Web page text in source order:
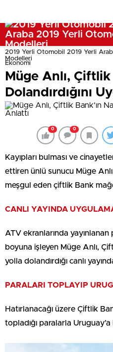
2019 Yerli Otomobil 2019 Yerli
Modelleri
Ekonomi
Müge Anlı, Çiftlik
Dolandırdığını
0 0
Kayıpları bulması ve
ettiren ünlü sunucu Müge
meşgul eden çiftlik Bank
CANLI YAYINDA
ATV ekranlarında
boyuna işleyen Müge Anlı,
yolla dolandırdığı canlı
PARALARI TOPLAYIP
Hatırlanacağı üzere Çiftlik
topladığı paralarla Uruguay’a